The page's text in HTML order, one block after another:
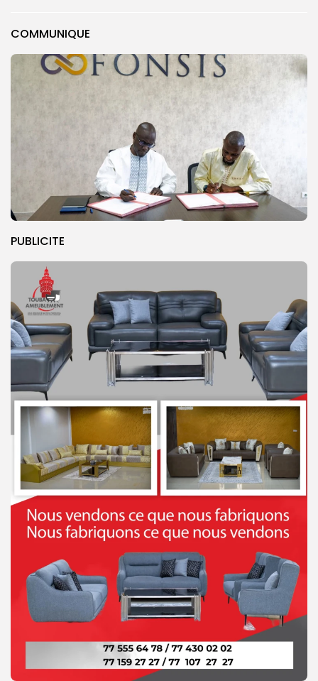
COMMUNIQUE
PUBLICITE